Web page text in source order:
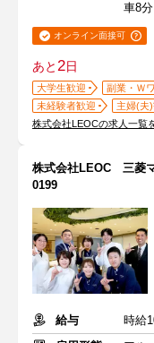
車8分
オンライン面接可
あと2日
大学生歓迎 副業・Ｗ
未経験者歓迎
主婦(夫
株式会社LEOCの求人一覧
株式会社LEOC 三菱
0199
給与
時給